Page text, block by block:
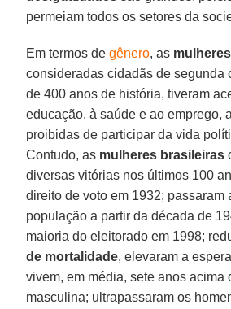
permeiam todos os setores da
Em termos degênero, as mulheres
consideradas cidadãs de segunda
de 400 anos de história, tiveram
educação, à saúde e ao emprego,
proibidas de participar da vida
Contudo, as mulheres brasileiras
diversas vitórias nos últimos 100
direito de voto em 1932; passaram
população a partir da década de
maioria do eleitorado em 1998;
de mortalidade, elevaram a
vivem, em média, sete anos acima
masculina; ultrapassaram os